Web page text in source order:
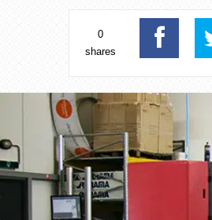
0
shares